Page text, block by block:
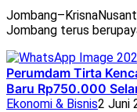
Jombang terus
Perumdam Tirta
Baru Rp750.000
Ekonomi & Bisnis2 Juni